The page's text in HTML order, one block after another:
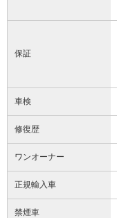
保証
車検
修復歴
ワンオーナー
正規輸入車
禁煙車